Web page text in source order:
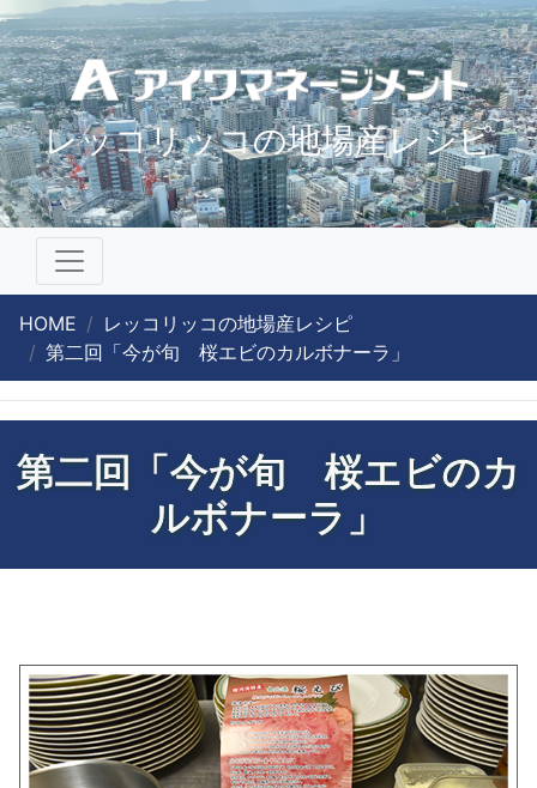
レッコリッコの地場産レシピ
HOME
レッコリッコの地場産レシピ
第二回「今が旬 桜エビのカルボナーラ」
第二回「今が旬 桜エビのカ
ルボナーラ」